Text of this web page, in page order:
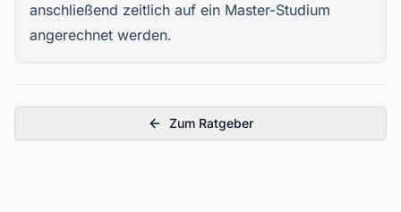
anschließend zeitlich auf ein Master-Studium
angerechnet werden.
Zum Ratgeber